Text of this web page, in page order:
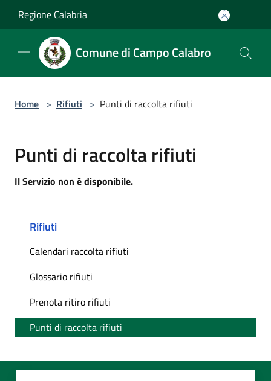
Regione Calabria
Comune di Campo Calabro
Home > Rifiuti > Punti di raccolta rifiuti
Punti di raccolta rifiuti
Il Servizio non è disponibile.
Rifiuti
Calendari raccolta rifiuti
Glossario rifiuti
Prenota ritiro rifiuti
Punti di raccolta rifiuti